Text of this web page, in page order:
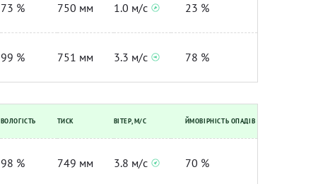
73 % 750 мм 1.0 м/с 23 %
99 % 751 мм 3.3 м/с 78 %
ВОЛОГІСТЬ ТИСК ВІТЕР, М/С ЙМОВІРНІСТЬ ОПАДІВ
98 % 749 мм 3.8 м/с 70 %